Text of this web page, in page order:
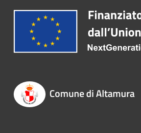
Comune di Altamura